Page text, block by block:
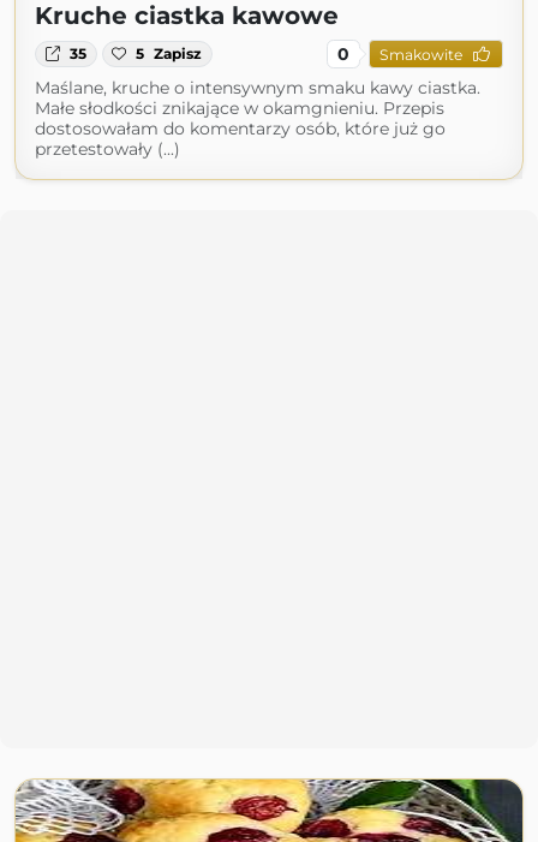
Kruche ciastka kawowe
35 5 Zapisz 0 Smakowite
Maślane, kruche o intensywnym smaku kawy ciastka.
Małe słodkości znikające w okamgnieniu. Przepis
dostosowałam do komentarzy osób, które już go
przetestowały (...)